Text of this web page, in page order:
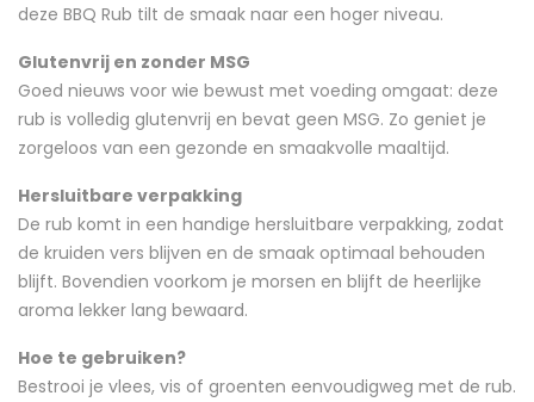
deze BBQ Rub tilt de smaak naar een hoger niveau.
Glutenvrij en zonder MSG
Goed nieuws voor wie bewust met voeding omgaat: deze
rub is volledig glutenvrij en bevat geen MSG. Zo geniet je
zorgeloos van een gezonde en smaakvolle maaltijd.
Hersluitbare verpakking
De rub komt in een handige hersluitbare verpakking, zodat
de kruiden vers blijven en de smaak optimaal behouden
blijft. Bovendien voorkom je morsen en blijft de heerlijke
aroma lekker lang bewaard.
Hoe te gebruiken?
Bestrooi je vlees, vis of groenten eenvoudigweg met de rub.